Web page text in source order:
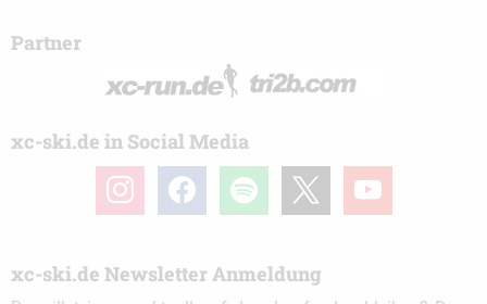
Partner
xc-ski.de in Social Media
instagramfacebook spotify youtube
xc-ski.de Newsletter Anmeldung